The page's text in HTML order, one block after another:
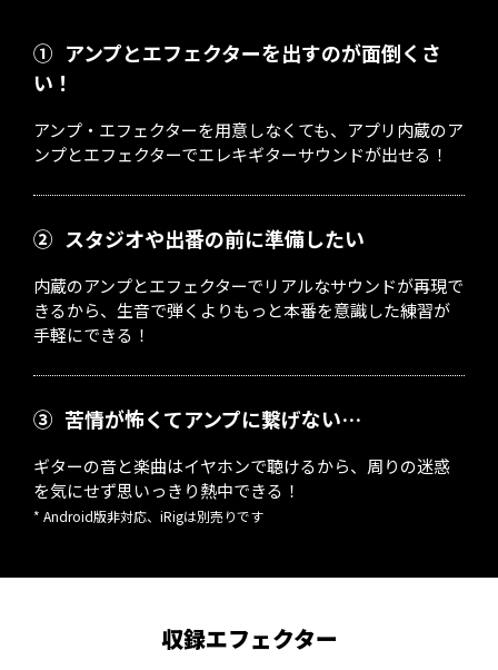
① アンプとエフェクターを出すのが面倒くさ
い！
アンプ・エフェクターを用意しなくても、アプリ内蔵のア
ンプとエフェクターでエレキギターサウンドが出せる！
② スタジオや出番の前に準備したい
内蔵のアンプとエフェクターでリアルなサウンドが再現で
きるから、生音で弾くよりもっと本番を意識した練習が
手軽にできる！
③ 苦情が怖くてアンプに繋げない…
ギターの音と楽曲はイヤホンで聴けるから、周りの迷惑
を気にせず思いっきり熱中できる！
* Android版非対応、iRigは別売りです
収録エフェクター